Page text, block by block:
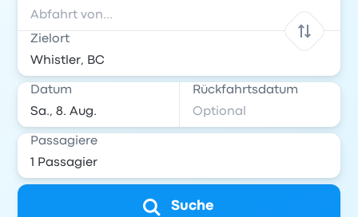
Zielort
Datum Rückfahrtsdatum
Passagiere
Suche